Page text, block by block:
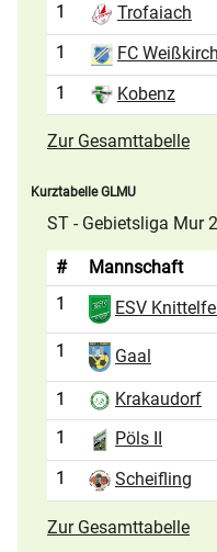
1 Trofaiach
1
FC
1
Kobenz
Zur Gesamttabelle
Kurztabelle GLMU
ST - Gebietsliga Mur
# Mannschaft
1
ESV
1 Gaal
1 Krakaudorf
1
Pöls II
1
Scheifling
Zur Gesamttabelle